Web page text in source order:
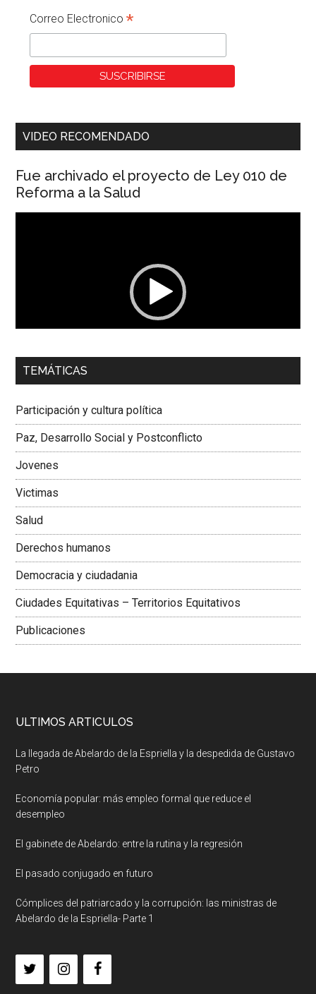
Correo Electronico*
VIDEO RECOMENDADO
Fue archivado el proyecto de Ley 010 de
Reforma a la Salud
00:00 01:04
Dra. Carolina Corcho Mejía,Presidenta Corporación
Colombiana
TEMÁTICAS
Participación y cultura política
Paz, Desarrollo Social y Postconflicto
Jovenes
Victimas
Salud
Derechos humanos
Democracia y ciudadania
Ciudades Equitativas – Territorios Equitativos
Publicaciones
ULTIMOS ARTICULOS
La llegada de Abelardo de la Espriella y la despedida de Gustavo
Petro
Economía popular: más empleo formal que reduce el
desempleo
El gabinete de Abelardo: entre la rutina y la regresión
El pasado conjugado en futuro
Cómplices del patriarcado y la corrupción: las ministras de
Abelardo de la Espriella- Parte 1